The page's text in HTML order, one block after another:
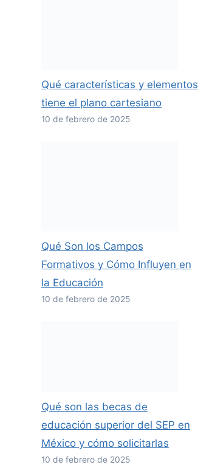
Qué características y elementos
tiene el plano cartesiano
10 de febrero de 2025
Qué Son los Campos
Formativos y Cómo Influyen en
la Educación
10 de febrero de 2025
Qué son las becas de
educación superior del SEP en
México y cómo solicitarlas
10 de febrero de 2025